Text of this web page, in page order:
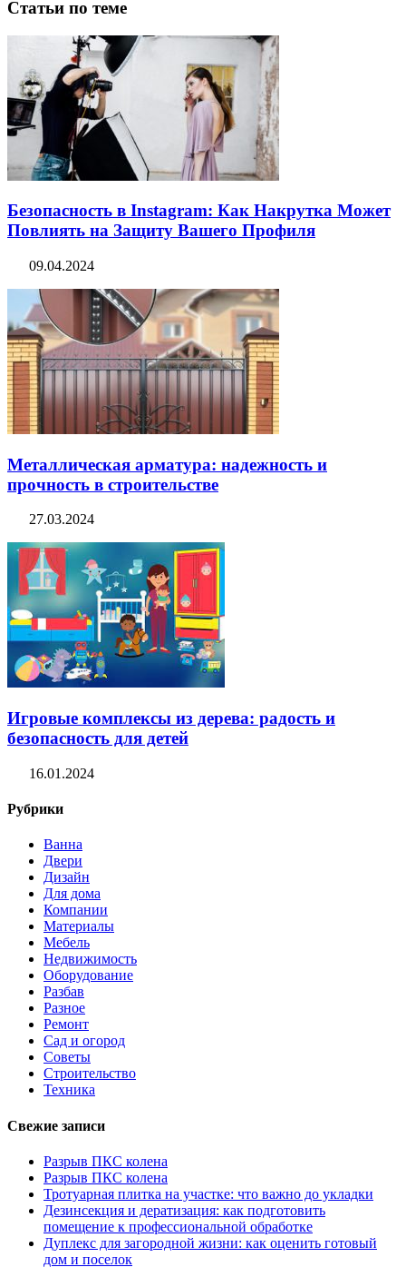
Статьи по теме
Безопасность в Instagram: Как Накрутка Может
Повлиять на Защиту Вашего Профиля
09.04.2024
Металлическая арматура: надежность и
прочность в строительстве
27.03.2024
Игровые комплексы из дерева: радость и
безопасность для детей
16.01.2024
Рубрики
Ванна
Двери
Дизайн
Для дома
Компании
Материалы
Мебель
Недвижимость
Оборудование
Разбав
Разное
Ремонт
Сад и огород
Советы
Строительство
Техника
Свежие записи
Разрыв ПКС колена
Разрыв ПКС колена
Тротуарная плитка на участке: что важно до укладки
Дезинсекция и дератизация: как подготовить
помещение к профессиональной обработке
Дуплекс для загородной жизни: как оценить готовый
дом и поселок